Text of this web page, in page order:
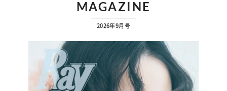
MAGAZINE
2026年9月号